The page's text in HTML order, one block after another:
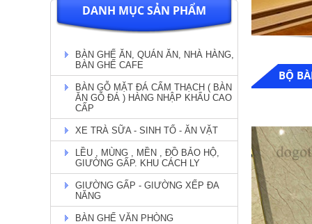
DANH MỤC SẢN PHẨM
BÀN GHẾ ĂN, QUÁN ĂN, NHÀ HÀNG,
BÀN GHẾ CAFE
BÀN GỖ MẶT ĐÁ CẨM THẠCH ( BÀN
ĂN GỖ ĐÁ ) HÀNG NHẬP KHẨU CAO
CẤP
XE TRÀ SỮA - SINH TỐ - ĂN VẶT
LỀU , MÙNG , MỀN , ĐỒ BẢO HỘ,
GIƯỜNG GẤP. KHU CÁCH LY
GIƯỜNG GẤP - GIƯỜNG XẾP ĐA
NĂNG
BÀN GHẾ VĂN PHÒNG
BỘ